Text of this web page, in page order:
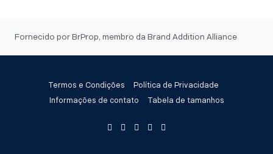
Fornecido por BrProp, membro da Brand Addition Alliance
Termos e Condições
Política de Privacidade
Informações de contato
Tabela de tamanhos